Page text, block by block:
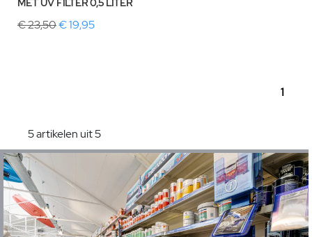
MET UV FILTER 0,5 LITER
€ 23,50€ 19,95
1
5 artikelen uit 5